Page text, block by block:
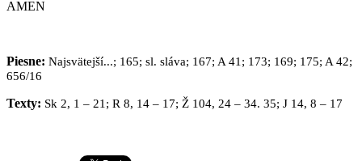
AMEN
Piesne: Najsvätejší...; 165; sl. sláva; 167; A 41; 173; 169; 175; A 42;
656/16
Texty: Sk 2, 1 – 21; R 8, 14 – 17; Ž 104, 24 – 34. 35; J 14, 8 – 17